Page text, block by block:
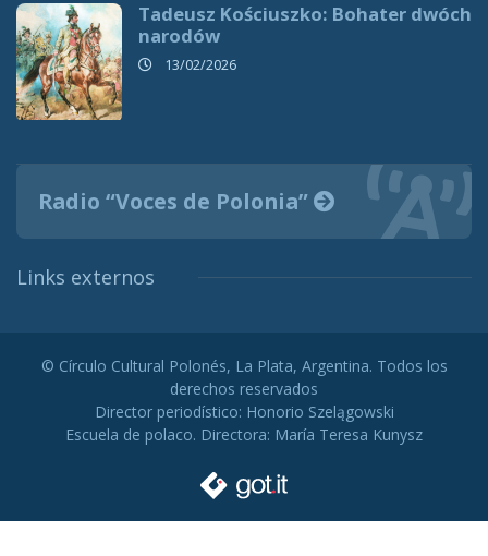
Tadeusz Kościuszko: Bohater dwóch
narodów
13/02/2026
Radio “Voces de Polonia”
Links externos
© Círculo Cultural Polonés, La Plata, Argentina. Todos los
derechos reservados
Director periodístico: Honorio Szelągowski
Escuela de polaco. Directora: María Teresa Kunysz